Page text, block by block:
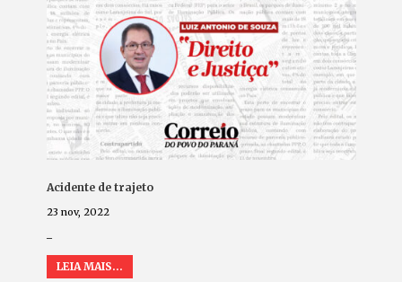
Acidente de trajeto
23 nov, 2022
LEIA MAIS...